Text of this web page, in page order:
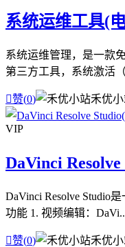
系统运维工具(
系统运维管理，是一款
第三方工具，系统激活
赞(0) 禾优
VIP
DaVinci
DaVinci Resolve Studio
功能 1. 视频编辑：
赞(0) 禾优